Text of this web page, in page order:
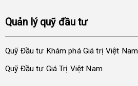
Quản lý quỹ đầu tư
Quỹ Đầu tư Khám phá Giá trị Việt Nam
Quỹ Đầu tư Giá Trị Việt Nam